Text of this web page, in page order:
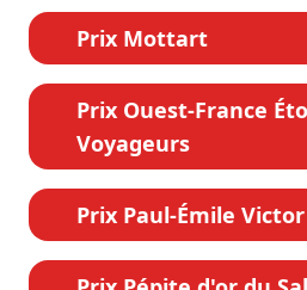
Prix Mottart
Prix Ouest-France
Voyageurs
Prix Paul-Émile Victor